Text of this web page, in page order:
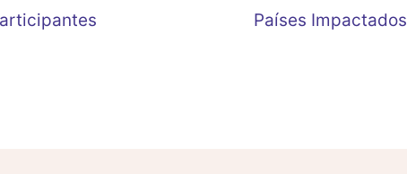
Países Impactados